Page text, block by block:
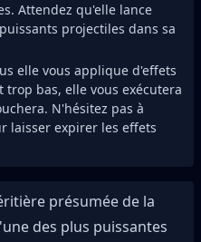
Attendez qu'elle lance
projectiles dans sa
elle vous applique d'effets
trop bas, elle vous exécutera
N'hésitez pas à
laisser expirer les effets
présumée de la
des plus puissantes